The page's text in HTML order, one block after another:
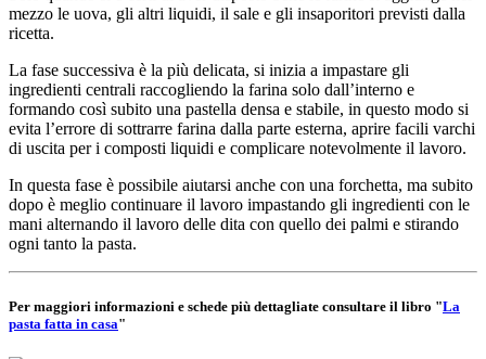
mezzo le uova, gli altri liquidi, il sale e gli insaporitori previsti dalla
ricetta.
La fase successiva è la più delicata, si inizia a impastare gli
ingredienti centrali raccogliendo la farina solo dall’interno e
formando così subito una pastella densa e stabile, in questo modo si
evita l’errore di sottrarre farina dalla parte esterna, aprire facili varchi
di uscita per i composti liquidi e complicare notevolmente il lavoro.
In questa fase è possibile aiutarsi anche con una forchetta, ma subito
dopo è meglio continuare il lavoro impastando gli ingredienti con le
mani alternando il lavoro delle dita con quello dei palmi e stirando
ogni tanto la pasta.
Per maggiori informazioni e schede più dettagliate consultare il libro "La
pasta fatta in casa"